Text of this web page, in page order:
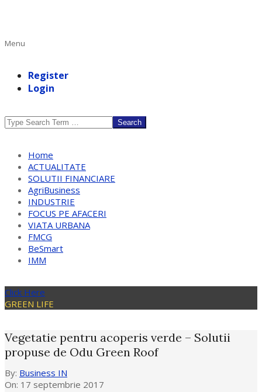
Primary
Menu
Register
Login
Search
Home
ACTUALITATE
SOLUTII FINANCIARE
AgriBusiness
INDUSTRIE
FOCUS PE AFACERI
VIATA URBANA
FMCG
BeSmart
IMM
Click Here
GREEN LIFE
Vegetatie pentru acoperis verde – Solutii
propuse de Odu Green Roof
By: Business IN
On: 17 septembrie 2017